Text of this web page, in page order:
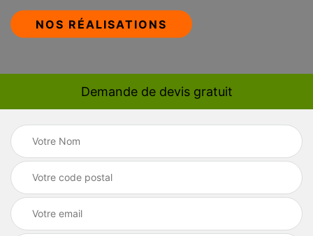
NOS RÉALISATIONS
Demande de devis gratuit